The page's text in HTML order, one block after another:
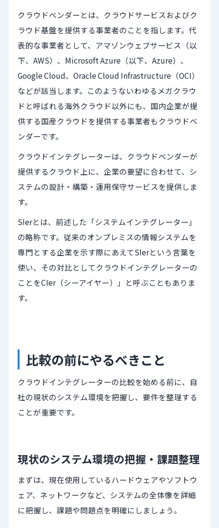
クラウドベンダーとは、クラウドサービスおよびク
ラウド基盤を提供する事業者のことを指します。代
表的な事業者として、アマゾンウェブサービス（以
下、AWS）、Microsoft Azure（以下、Azure）、
Google Cloud、Oracle Cloud Infrastructure（OCI）
などが該当します。このようないわゆるメガクラウ
ドと呼ばれる海外クラウド以外にも、国内企業が提
供する国産クラウドを提供する事業者もクラウドベ
ンダーです。
クラウドインテグレーターは、クラウドベンダーが
提供するクラウド上に、企業の要望に合わせて、シ
ステムの設計・構築・運用保守サービスを提供しま
す。
SIerとは、前述した「システムインテグレーター」
の略称です。従来のオンプレミスの情報システムを
専門とする企業を示す際にあえてSIerという言葉を
使い、その対比としてクラウドインテグレーターの
ことをCIer（シーアイヤー）」と呼ぶこともありま
す。
比較の前にやるべきこと
クラウドインテグレーターの比較を始める前に、自
社の現状のシステム環境を把握し、要件を整理する
ことが重要です。
現状のシステム環境の把握・課題整理
まずは、現在使用しているハードウェアやソフトウ
ェア、ネットワークなど、システムの全体像を詳細
に把握し、課題や問題点を明確にしましょう。